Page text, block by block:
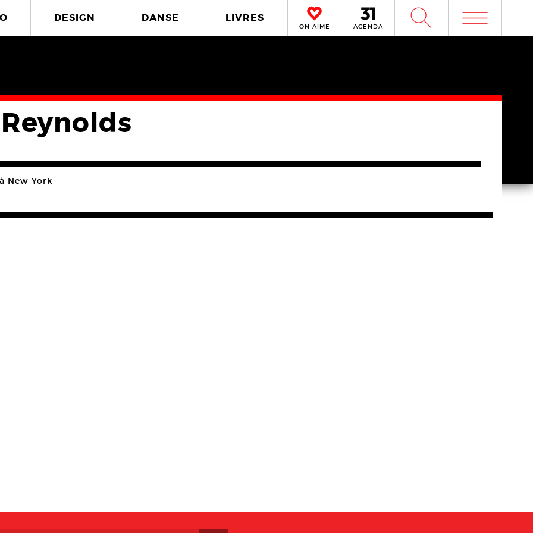
DESIGN DANSE LIVRES
ON AIME AGENDA W m
New York